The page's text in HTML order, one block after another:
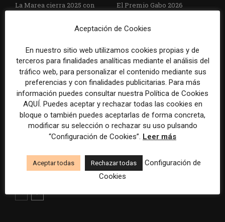
La Marea cierra 2025 con
cooperativa pierde 38.542
El Premio Gabo 2026
Brasil, España y El Salvador
la violencia
Radio Televisión Madrid
control para el uso de la
inteligencia artificial
ADEPA crea un premio
cobertura periodística del
Mundial 2026
Aceptación de Cookies
En nuestro sitio web utilizamos cookies propias y de
terceros para finalidades analíticas mediante el análisis del
tráfico web, para personalizar el contenido mediante sus
preferencias y con finalidades publicitarias. Para más
información puedes consultar nuestra Política de Cookies
AQUÍ. Puedes aceptar y rechazar todas las cookies en
bloque o también puedes aceptarlas de forma concreta,
modificar su selección o rechazar su uso pulsando
“Configuración de Cookies”. Leer más
Aceptar todas Rechazar todas
Configuración de
Cookies